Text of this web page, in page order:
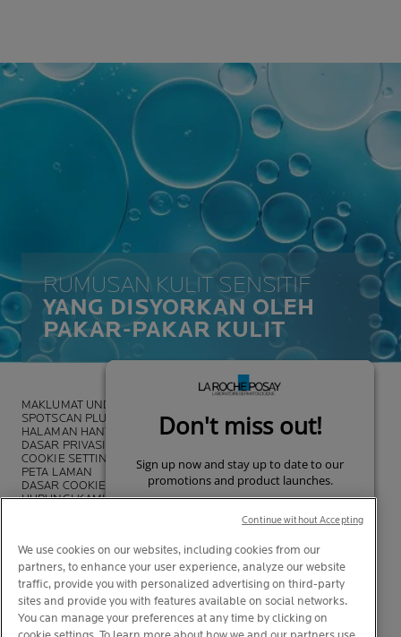
RUMUSAN KULIT SENSITIF
YANG DISYORKAN OLEH
PAKAR-PAKAR KULIT
MAKLUMAT UNDANG-UNDANG
SPOTSCAN PLUS
HALAMAN HANTARAN
DASAR PRIVASI
COOKIE SETTINGS
PETA LAMAN
DASAR COOKIE
HUBUNGI KAMI
We use cookies on our websites, including cookies from our
partners, to enhance your user experience, analyze our website
traffic, provide you with personalized advertising on third-party
sites and provide you with features available on social networks.
You can manage your preferences at any time by clicking on
Continue without Accepting